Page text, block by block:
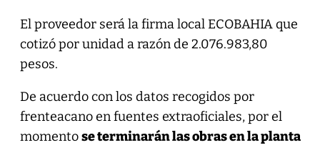
El proveedor será la firma local ECOBAHIA que
cotizó por unidad a razón de 2.076.983,80
pesos.
De acuerdo con los datos recogidos por
frenteacano en fuentes extraoficiales, por el
momentose terminarán las obras en la planta